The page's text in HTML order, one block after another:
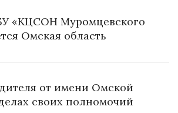
«КЦСОН Муромцевского
Омская область
от имени Омской
своих полномочий